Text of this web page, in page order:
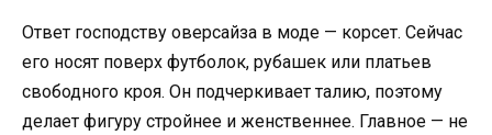
Ответ господству оверсайза в моде — корсет. Сейчас
его носят поверх футболок, рубашек или платьев
свободного кроя. Он подчеркивает талию, поэтому
делает фигуру стройнее и женственнее. Главное — не